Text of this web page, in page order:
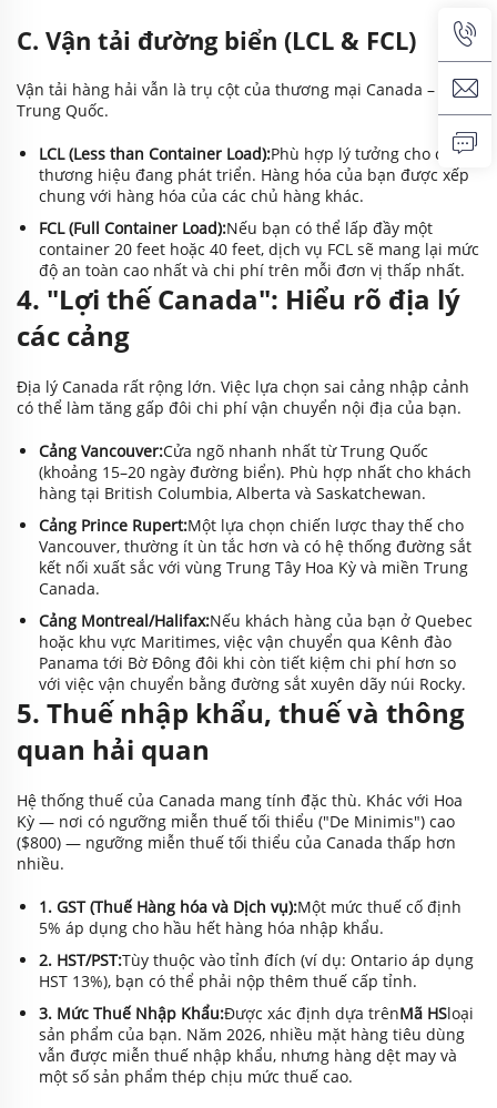
C. Vận tải đường biển (LCL & FCL)
Vận tải hàng hải vẫn là trụ cột của thương mại Canada –
Trung Quốc.
LCL (Less than Container Load):Phù hợp lý tưởng cho các
thương hiệu đang phát triển. Hàng hóa của bạn được xếp
chung với hàng hóa của các chủ hàng khác.
FCL (Full Container Load):Nếu bạn có thể lấp đầy một
container 20 feet hoặc 40 feet, dịch vụ FCL sẽ mang lại mức
độ an toàn cao nhất và chi phí trên mỗi đơn vị thấp nhất.
4. "Lợi thế Canada": Hiểu rõ địa lý
các cảng
Địa lý Canada rất rộng lớn. Việc lựa chọn sai cảng nhập cảnh
có thể làm tăng gấp đôi chi phí vận chuyển nội địa của bạn.
Cảng Vancouver:Cửa ngõ nhanh nhất từ Trung Quốc
(khoảng 15–20 ngày đường biển). Phù hợp nhất cho khách
hàng tại British Columbia, Alberta và Saskatchewan.
Cảng Prince Rupert:Một lựa chọn chiến lược thay thế cho
Vancouver, thường ít ùn tắc hơn và có hệ thống đường sắt
kết nối xuất sắc với vùng Trung Tây Hoa Kỳ và miền Trung
Canada.
Cảng Montreal/Halifax:Nếu khách hàng của bạn ở Quebec
hoặc khu vực Maritimes, việc vận chuyển qua Kênh đào
Panama tới Bờ Đông đôi khi còn tiết kiệm chi phí hơn so
với việc vận chuyển bằng đường sắt xuyên dãy núi Rocky.
5. Thuế nhập khẩu, thuế và thông
quan hải quan
Hệ thống thuế của Canada mang tính đặc thù. Khác với Hoa
Kỳ — nơi có ngưỡng miễn thuế tối thiểu ("De Minimis") cao
($800) — ngưỡng miễn thuế tối thiểu của Canada thấp hơn
nhiều.
1. GST (Thuế Hàng hóa và Dịch vụ):Một mức thuế cố định
5% áp dụng cho hầu hết hàng hóa nhập khẩu.
2. HST/PST:Tùy thuộc vào tỉnh đích (ví dụ: Ontario áp dụng
HST 13%), bạn có thể phải nộp thêm thuế cấp tỉnh.
3. Mức Thuế Nhập Khẩu:Được xác định dựa trênMã HSloại
sản phẩm của bạn. Năm 2026, nhiều mặt hàng tiêu dùng
vẫn được miễn thuế nhập khẩu, nhưng hàng dệt may và
một số sản phẩm thép chịu mức thuế cao.